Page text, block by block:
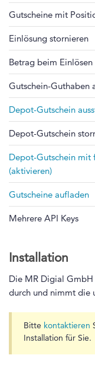
Gutscheine mit
Einlösung stornieren
Betrag beim
Gutschein-Guthaben
Depot-Gutschein
Depot-Gutschein
Depot-Gutschein mit
(aktivieren)
Gutscheine aufladen
Mehrere API Keys
Installation
Die MR Digial
durch und nimmt die
Bitte kontaktieren
Installation für Sie.